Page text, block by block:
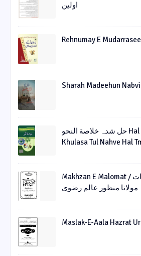
اولین
حل شدہ خلاصة النحو Hal Shuda Tamareen
Khulasa Tul Nahve Hal
Makhzan E Malomat / مخزن معلومات by
مولانا منظور عالم رضوی
Maslak-E-Aala Hazrat